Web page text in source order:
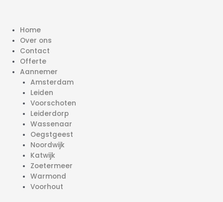
Home
Over ons
Contact
Offerte
Aannemer
Amsterdam
Leiden
Voorschoten
Leiderdorp
Wassenaar
Oegstgeest
Noordwijk
Katwijk
Zoetermeer
Warmond
Voorhout